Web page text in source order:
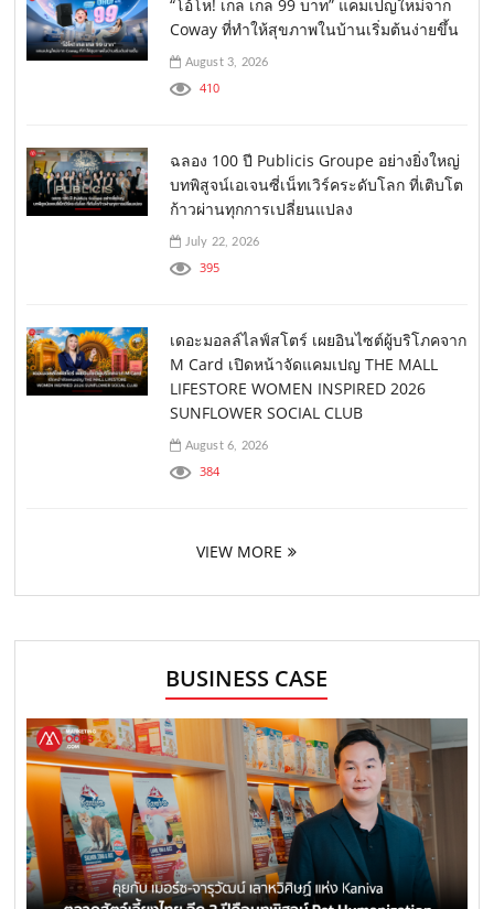
“โอ้โห! เกล เกล 99 บาท” แคมเปญใหม่จาก
Coway ที่ทำให้สุขภาพในบ้านเริ่มต้นง่ายขึ้น
August 3, 2026
410
ฉลอง 100 ปี Publicis Groupe อย่างยิ่งใหญ่
บทพิสูจน์เอเจนซี่เน็ทเวิร์คระดับโลก ที่เติบโต
ก้าวผ่านทุกการเปลี่ยนแปลง
July 22, 2026
395
เดอะมอลล์ไลฟ์สโตร์ เผยอินไซต์ผู้บริโภคจาก
M Card เปิดหน้าจัดแคมเปญ THE MALL
LIFESTORE WOMEN INSPIRED 2026
SUNFLOWER SOCIAL CLUB
August 6, 2026
384
VIEW MORE
BUSINESS CASE